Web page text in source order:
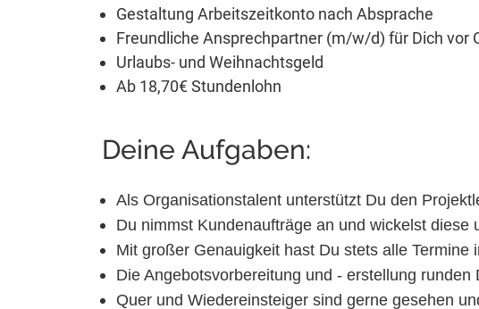
Gestaltung Arbeitszeitkonto nach Absprache
Freundliche Ansprechpartner (m/w/d) für Dich vor
Urlaubs- und Weihnachtsgeld
Ab 18,70€ Stundenlohn
Deine Aufgaben:
Als Organisationstalent unterstützt Du den
Du nimmst Kundenaufträge an und wickelst diese
Mit großer Genauigkeit hast Du stets alle Termine
Die Angebotsvorbereitung und - erstellung runden
Quer und Wiedereinsteiger sind gerne gesehen